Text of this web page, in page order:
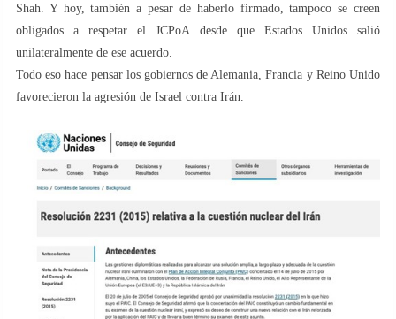
Shah. Y hoy, también a pesar de haberlo firmado, tampoco se creen
obligados a respetar el JCPoA desde que Estados Unidos salió
unilateralmente de ese acuerdo.
Todo eso hace pensar los gobiernos de Alemania, Francia y Reino Unido
favorecieron la agresión de Israel contra Irán.